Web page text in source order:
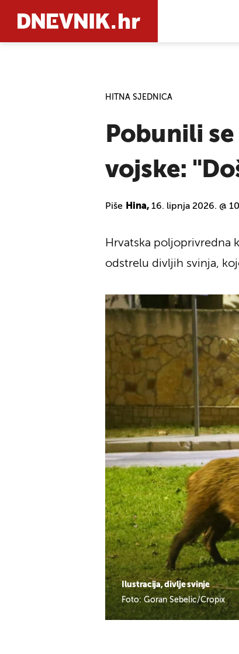
HITNA SJEDNICA
Pobunili
vojske:
Piše Hina, 16. lipnja 2026. @
Ilustracija, divlje svinje
Foto: Goran Sebelic/Cropix
Hrvatska poljoprivredna
odstrelu divljih svinja,